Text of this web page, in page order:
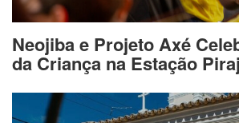
Neojiba e Projeto Axé
da Criança na Estação